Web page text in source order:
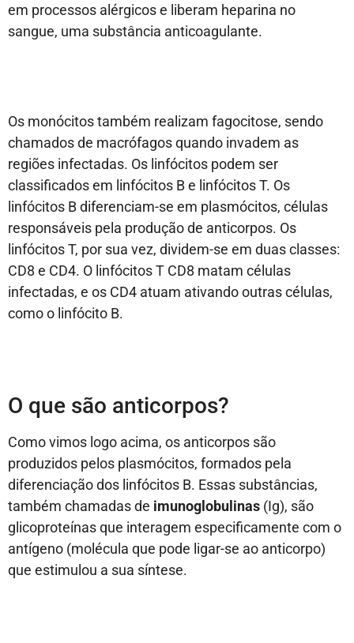
em processos alérgicos e liberam heparina no
sangue, uma substância anticoagulante.
Os monócitos também realizam fagocitose, sendo
chamados de macrófagos quando invadem as
regiões infectadas. Os linfócitos podem ser
classificados em linfócitos B e linfócitos T. Os
linfócitos B diferenciam-se em plasmócitos, células
responsáveis pela produção de anticorpos. Os
linfócitos T, por sua vez, dividem-se em duas classes:
CD8 e CD4. O linfócitos T CD8 matam células
infectadas, e os CD4 atuam ativando outras células,
como o linfócito B.
O que são anticorpos?
Como vimos logo acima, os anticorpos são
produzidos pelos plasmócitos, formados pela
diferenciação dos linfócitos B. Essas substâncias,
também chamadas de imunoglobulinas (Ig), são
glicoproteínas que interagem especificamente com o
antígeno (molécula que pode ligar-se ao anticorpo)
que estimulou a sua síntese.